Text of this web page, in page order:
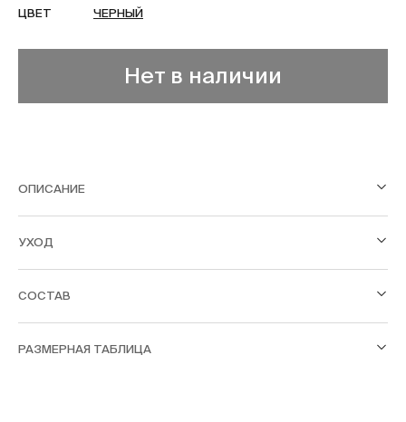
ЦВЕТ ЧЕРНЫЙ
Нет в наличии
ОПИСАНИЕ
УХОД
СОСТАВ
РАЗМЕРНАЯ ТАБЛИЦА